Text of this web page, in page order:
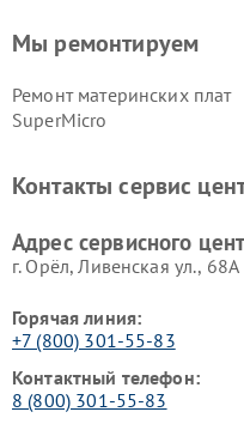
Мы ремонтируем
Ремонт материнских плат
SuperMicro
Контакты сервис
Адрес сервисного
г. Орёл, Ливенская ул., 68А
Горячая линия:
+7 (800) 301-55-83
Контактный телефон:
8 (800) 301-55-83